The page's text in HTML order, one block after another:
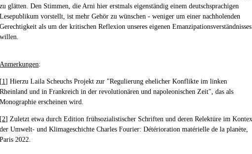
zu glätten. Den Stimmen, die Arni hier erstmals eigenständig einem deutschsprachigen
Lesepublikum vorstellt, ist mehr Gehör zu wünschen - weniger um einer nachholenden
Gerechtigkeit als um der kritischen Reflexion unseres eigenen Emanzipationsverständnisses
willen.
Anmerkungen:
[1] Hierzu Laila Scheuchs Projekt zur "Regulierung ehelicher Konflikte im linken
Rheinland und in Frankreich in der revolutionären und napoleonischen Zeit", das als
Monographie erscheinen wird.
[2] Zuletzt etwa durch Edition frühsozialistischer Schriften und deren Relektüre im
der Umwelt- und Klimageschichte Charles Fourier: Détérioration matérielle de la planète,
Paris 2022.